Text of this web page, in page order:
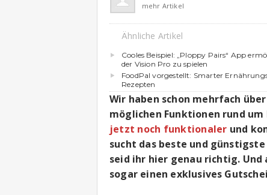
mehr Artikel
Ähnliche Artikel
Cooles Beispiel: „Ploppy Pairs“ App
der Vision Pro zu spielen
FoodPal vorgestellt: Smarter
Rezepten
Wir haben schon mehrfach
möglichen Funktionen rund um
jetzt noch funktionaler und
sucht das beste und
seid ihr hier genau richtig.
sogar einen exklusives